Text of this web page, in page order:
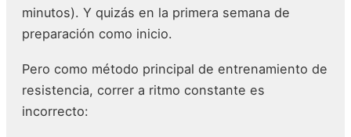
minutos). Y quizás en la primera semana de
preparación como inicio.
Pero como método principal de entrenamiento de
resistencia, correr a ritmo constante es
incorrecto: